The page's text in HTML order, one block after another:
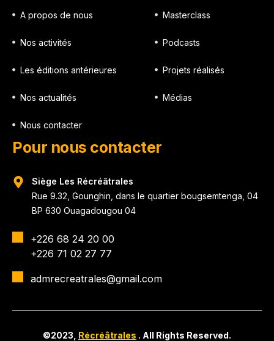
A propos de nous
Nos activités
Les éditions antérieures
Nos actualités
Nous contacter
Masterclass
Podcasts
Projets réalisés
Médias
Pour nous contacter
Siège Les Récréâtrales
Rue 9.32, Gounghin, dans le quartier bougsemtenga, 04
BP 630 Ouagadougou 04
+226 68 24 20 00
+226 71 02 27 77
admrecreatrales@gmail.com
©2023, Récréâtrales . All Rights Reserved.